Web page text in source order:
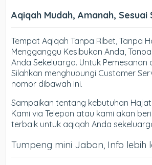
Aqiqah Mudah, Amanah, Sesuai
Tempat Aqiqah Tanpa Ribet, Tanpa
Mengganggu Kesibukan Anda,
Anda Sekeluarga. Untuk Pemesanan
Silahkan menghubungi Customer
nomor dibawah ini.
Sampaikan tentang kebutuhan
Kami via Telepon atau kami akan
terbaik untuk aqiqah Anda
Tumpeng mini Jabon, Info lebih